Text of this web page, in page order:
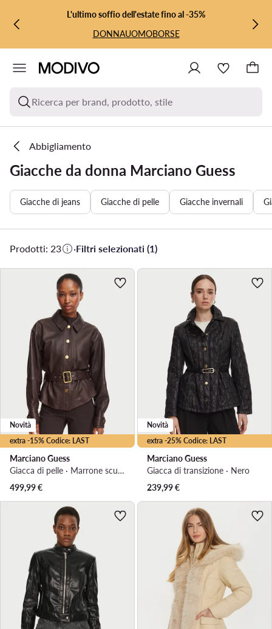
VAI AL CONTENUTO PRINCIPALE
VAI ALLA RICERCAL'ultimo soffio dell'estate fino al -35%
DONNAUOMOBORSE
Ricerca per brand, prodotto, stile
Abbigliamento
Giacche da donna Marciano Guess
Giacche di jeans Giacche di pelle Giacche invernali
Prodotti: 23 ·Filtri selezionati (1)
extra -15% Codice: LAST
Novità
Marciano Guess
Giacca di pelle · Marrone scuro
499,99€
extra -25% Codice: LAST
Novità
Marciano Guess
Giacca di transizione · Nero
239,99€